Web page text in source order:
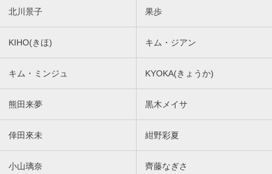
北川景子 果歩
KIHO(きほ) キム・ジアン
キム・ミンジュ KYOKA(きょうか)
熊田来夢 黒木メイサ
倖田來未 紺野彩夏
小山璃奈 齊藤なぎさ